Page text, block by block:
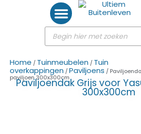
Home / Tuinmeubelen / Tuin
overkappingen /Paviljoens /
paviljoen 300x300cm
Paviljoendak Grijs voor
300x300cm